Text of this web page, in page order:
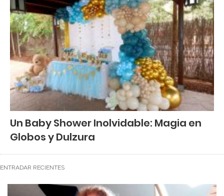
Un Baby Shower Inolvidable: Magia en
Globos y Dulzura
ENTRADAR RECIENTES